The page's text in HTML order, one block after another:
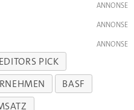
EDITORS PICK
BASF